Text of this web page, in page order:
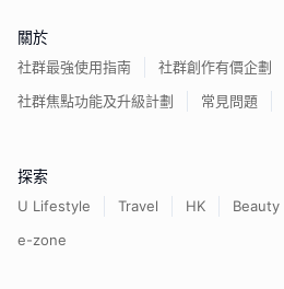
關於
社群最強使用指南
社群創作有價企劃
社群焦點功能及升級計劃
常見問題
探索
U Lifestyle Travel HK Beauty
e-zone